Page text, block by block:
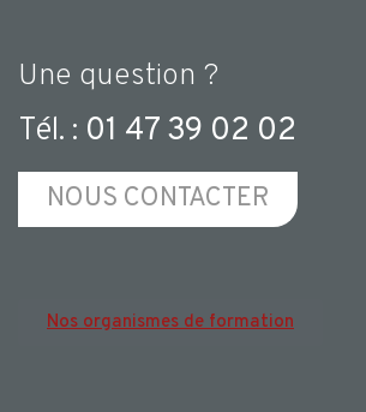
Une question ?
Tél. : 01 47 39 02 02
NOUS CONTACTER
Nos organismes de formation